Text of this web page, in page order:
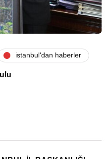
i̇stanbul'dan haberler